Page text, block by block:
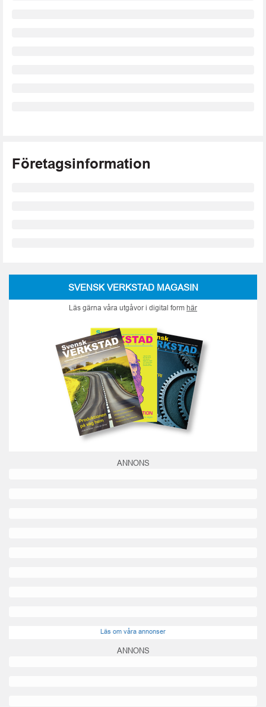
Företagsinformation
SVENSK VERKSTAD MAGASIN
Läs gärna våra utgåvor i digital form här
ANNONS
Läs om våra annonser
ANNONS